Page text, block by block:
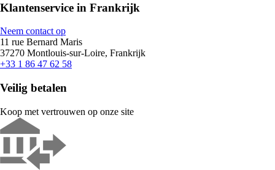
Klantenservice in Frankrijk
Neem contact op
11 rue Bernard Maris
37270 Montlouis-sur-Loire, Frankrijk
+33 1 86 47 62 58
Veilig betalen
Koop met vertrouwen op onze site